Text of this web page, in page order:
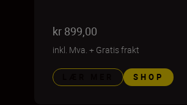
kr 899,00
inkl. Mva. + Gratis frakt
SHOP